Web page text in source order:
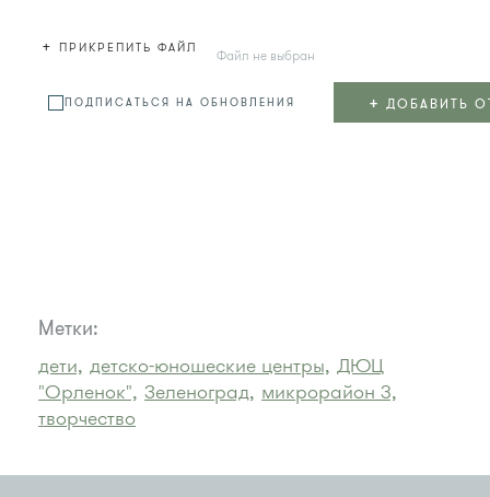
+ ПРИКРЕПИТЬ ФАЙЛ Файл не выбран
ПОДПИСАТЬСЯ НА ОБНОВЛЕНИЯ + ДОБАВИТЬ
Метки:
дети, детско-юношеские центры, ДЮЦ
"Орленок", Зеленоград, микрорайон 3,
творчество